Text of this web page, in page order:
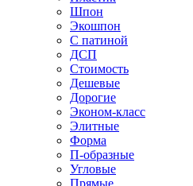
Шпон
Экошпон
С патиной
ДСП
Стоимость
Дешевые
Дорогие
Эконом-класс
Элитные
Форма
П-образные
Угловые
Прямые